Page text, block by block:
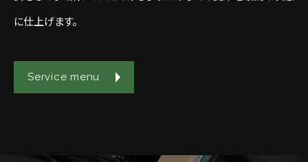
に仕上げます。
Service menu